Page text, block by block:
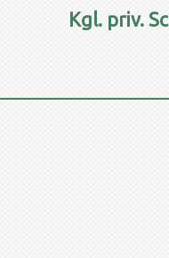
Kgl. priv.